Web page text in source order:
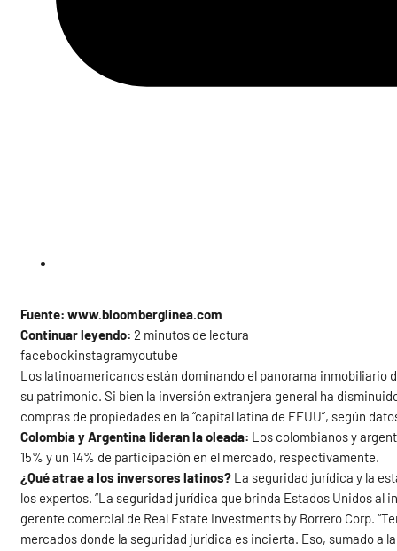
Fuente: www.bloomberglinea.com
Continuar leyendo: 2 minutos de lectura
facebookinstagramyoutube
Los latinoamericanos están dominando el panorama inmobiliario
su patrimonio. Si bien la inversión extranjera general ha
compras de propiedades en la “capital latina de EEUU”, según
Colombia y Argentina lideran la oleada: Los colombianos y
15% y un 14% de participación en el mercado, respectivamente.
¿Qué atrae a los inversores latinos? La seguridad jurídica y la
los expertos. “La seguridad jurídica que brinda Estados Unidos al
gerente comercial de Real Estate Investments by Borrero Corp.
mercados donde la seguridad jurídica es incierta. Eso, sumado a